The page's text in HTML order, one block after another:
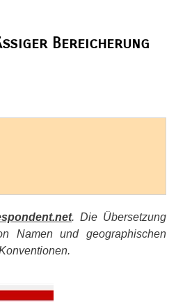
Bereicherung
. Die Übersetzung
Namen und geographischen